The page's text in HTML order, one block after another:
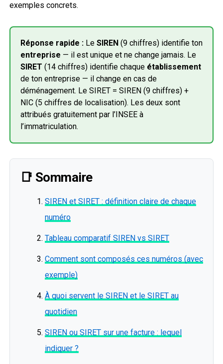
exemples concrets.
Réponse rapide :Le SIREN(9 chiffres) identifie ton
entreprise — il est unique et ne change jamais. Le
SIRET (14 chiffres) identifie chaque établissement
de ton entreprise — il change en cas de
déménagement. Le SIRET = SIREN (9 chiffres) +
NIC (5 chiffres de localisation). Les deux sont
attribués gratuitement par l’INSEE à
l’immatriculation.
📑 Sommaire
SIREN et SIRET : définition claire de chaque
numéro
Tableau comparatif SIREN vs SIRET
Comment sont composés ces numéros (avec
exemple)
À quoi servent le SIREN et le SIRET au
quotidien
SIREN ou SIRET sur une facture : lequel
indiquer ?